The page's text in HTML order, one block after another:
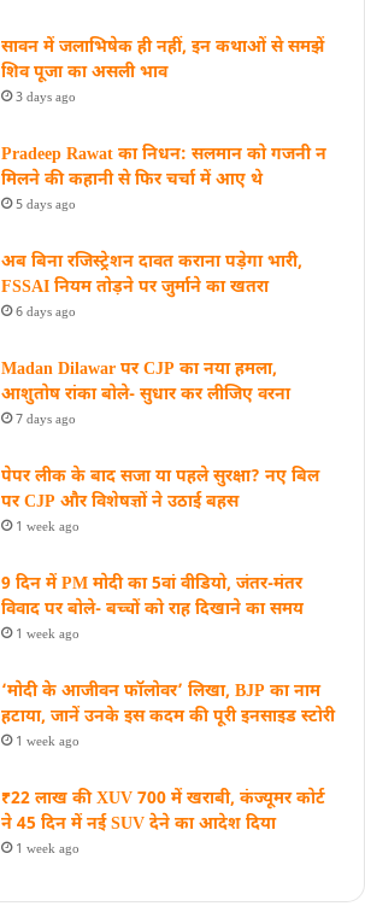
सावन में जलाभिषेक ही नहीं, इन कथाओं से समझें
शिव पूजा का असली भाव
3 days ago
Pradeep Rawat का निधन: सलमान को गजनी न
मिलने की कहानी से फिर चर्चा में आए थे
5 days ago
अब बिना रजिस्ट्रेशन दावत कराना पड़ेगा भारी,
FSSAI नियम तोड़ने पर जुर्माने का खतरा
6 days ago
Madan Dilawar पर CJP का नया हमला,
आशुतोष रांका बोले- सुधार कर लीजिए वरना
7 days ago
पेपर लीक के बाद सजा या पहले सुरक्षा? नए बिल
पर CJP और विशेषज्ञों ने उठाई बहस
1 week ago
9 दिन में PM मोदी का 5वां वीडियो, जंतर-मंतर
विवाद पर बोले- बच्चों को राह दिखाने का समय
1 week ago
‘मोदी के आजीवन फॉलोवर’ लिखा, BJP का नाम
हटाया, जानें उनके इस कदम की पूरी इनसाइड स्‍टोरी
1 week ago
₹22 लाख की XUV 700 में खराबी, कंज्यूमर कोर्ट
ने 45 दिन में नई SUV देने का आदेश दिया
1 week ago